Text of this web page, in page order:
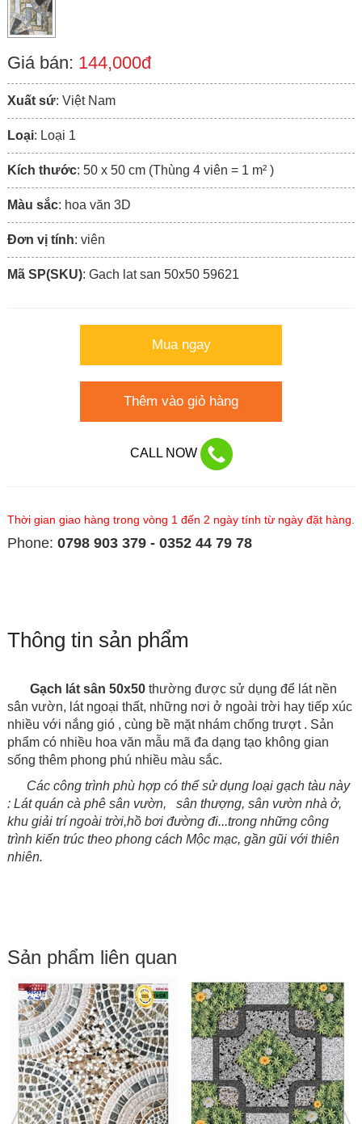
Giá bán: 144,000đ
Xuất sứ: Việt Nam
Loại: Loại 1
Kích thước: 50 x 50 cm (Thùng 4 viên = 1 m² )
Màu sắc: hoa văn 3D
Đơn vị tính: viên
Mã SP(SKU): Gach lat san 50x50 59621
Mua ngay
Thêm vào giỏ hàng
CALL NOW
Thời gian giao hàng trong vòng 1 đến 2 ngày tính từ ngày đặt hàng.
Phone: 0798 903 379 - 0352 44 79 78
Thông tin sản phẩm
Gạch lát sân 50x50thường được sử dụng để lát nền
sân vườn, lát ngoại thất, những nơi ở ngoài trời hay tiếp xúc
nhiều với nắng gió , cùng bề mặt nhám chống trượt . Sản
phẩm có nhiều hoa văn mẫu mã đa dạng tạo không gian
sống thêm phong phú nhiều màu sắc.
Các công trình phù hợp có thể sử dụng loại gạch tàu này
: Lát quán cà phê sân vườn, sân thượng, sân vườn nhà ở,
khu giải trí ngoài trời,hồ bơi đường đi...trong những công
trình kiến trúc theo phong cách Mộc mạc, gần gũi với thiên
nhiên.
Sản phẩm liên quan